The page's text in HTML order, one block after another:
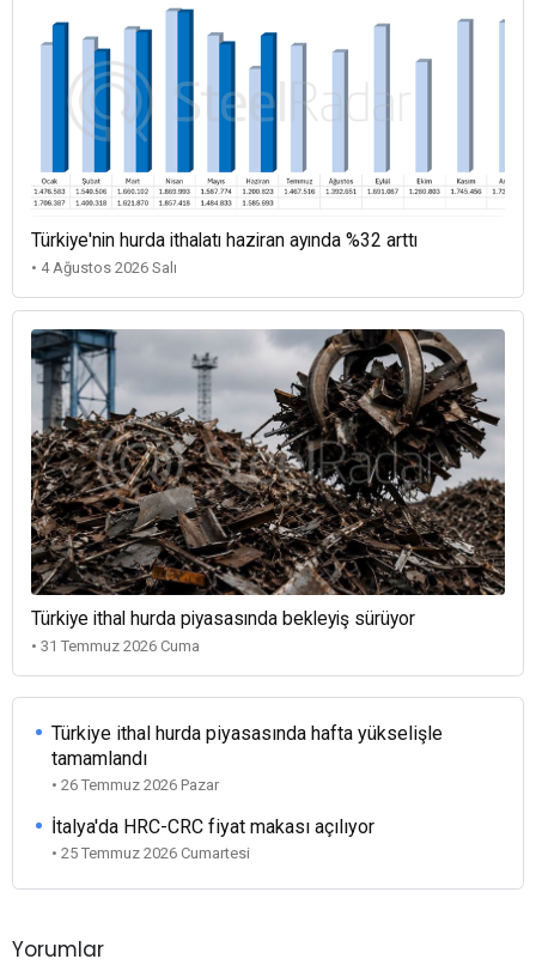
Türkiye'nin hurda ithalatı haziran ayında %32 arttı
• 4 Ağustos 2026 Salı
Türkiye ithal hurda piyasasında bekleyiş sürüyor
• 31 Temmuz 2026 Cuma
Türkiye ithal hurda piyasasında hafta yükselişle
tamamlandı
• 26 Temmuz 2026 Pazar
İtalya'da HRC-CRC fiyat makası açılıyor
• 25 Temmuz 2026 Cumartesi
Yorumlar